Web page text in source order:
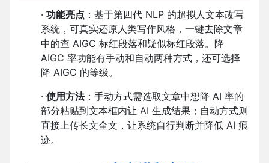
· 功能亮点 ：基于第四代 NLP 的超拟人文本改写
系统，可真实还原人类写作风格，一键去除文章
中的查 AIGC 标红段落和疑似标红段落。降
AIGC 率功能有手动和自动两种方式，还可选择
降 AIGC 的等级。
· 使用方法：手动方式需选取文章中想降 AI 率的
部分粘贴到文本框内让 AI 生成结果；自动方式则
直接上传长文全文，让系统自行判断并降低 AI 痕
迹。